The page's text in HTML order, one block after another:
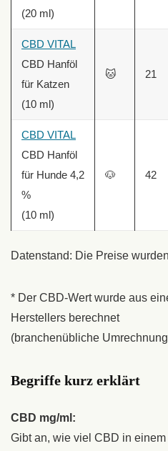
(20 ml)
CBD VITAL
CBD Hanföl
für Katzen
(10 ml)
🐱 21
CBD VITAL
CBD Hanföl
für Hunde 4,2
%
(10 ml)
🐶 42
Datenstand: Die Preise
* Der CBD-Wert wurde aus
Herstellers berechnet
(branchenübliche
Begriffe kurz erklärt
CBD mg/ml:
Gibt an, wie viel CBD in